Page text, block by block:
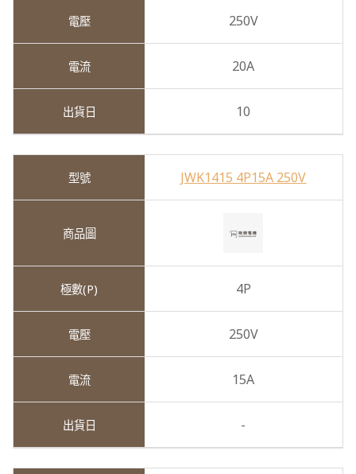
250V
20A
10
JWK1415 4P15A 250V
4P
250V
15A
-